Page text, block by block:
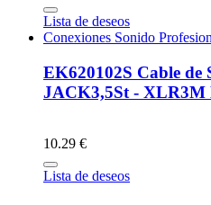
Lista de deseos
Conexiones Sonido
EK620102S Cable de
JACK3,5St - XLR3M
10.29 €
Lista de deseos